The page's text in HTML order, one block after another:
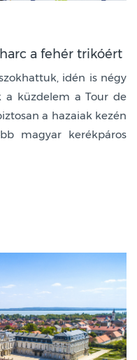
a fehér trikóért
idén is négy
a küzdelem a Tour de
a hazaiak kezén
magyar kerékpáros